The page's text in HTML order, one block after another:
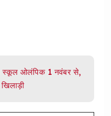
ओलंपिक 1 नवंबर से,